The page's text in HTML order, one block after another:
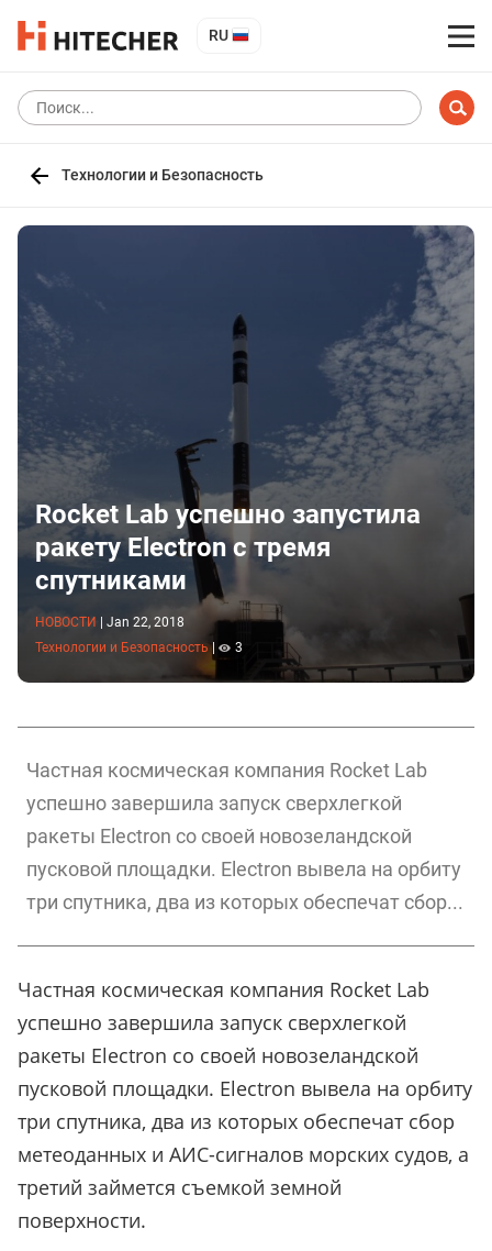
RU
Технологии и Безопасность
Rocket Lab успешно запустила
ракету Electron с тремя
спутниками
НОВОСТИ
Jan 22, 2018
Технологии и Безопасность
3
Частная космическая компания Rocket Lab
успешно завершила запуск сверхлегкой
ракеты Electron со своей новозеландской
пусковой площадки. Electron вывела на орбиту
три спутника, два из которых обеспечат сбор...
Частная космическая компания Rocket Lab
успешно завершила запуск сверхлегкой
ракеты Electron со своей новозеландской
пусковой площадки. Electron вывела на орбиту
три спутника, два из которых обеспечат сбор
метеоданных и АИС-сигналов морских судов, а
третий займется съемкой земной
поверхности.